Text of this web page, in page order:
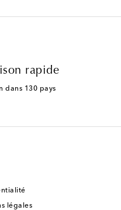
rapide
dans 130 pays
légales